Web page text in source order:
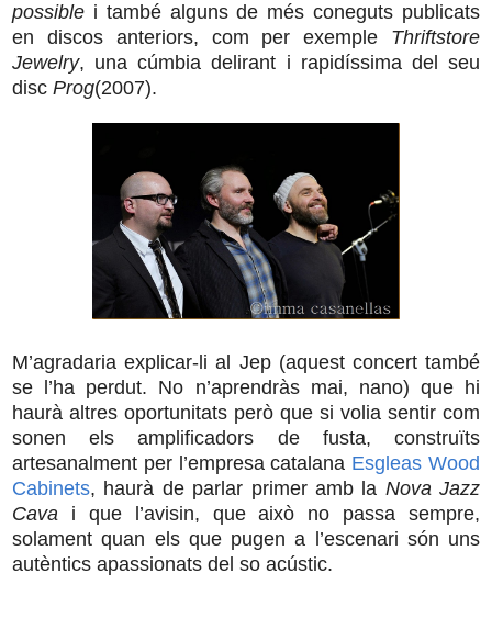
possible i també alguns de més coneguts publicats
en discos anteriors, com per exemple Thriftstore
Jewelry, una cúmbia delirant i rapidíssima del seu
disc Prog(2007).
M’agradaria explicar-li al Jep (aquest concert també
se l’ha perdut. No n’aprendràs mai, nano) que hi
haurà altres oportunitats però que si volia sentir com
sonen els amplificadors de fusta, construïts
artesanalment per l’empresa catalana Esgleas Wood
Cabinets, haurà de parlar primer amb la Nova Jazz
Cava i que l’avisin, que això no passa sempre,
solament quan els que pugen a l’escenari són uns
autèntics apassionats del so acústic.